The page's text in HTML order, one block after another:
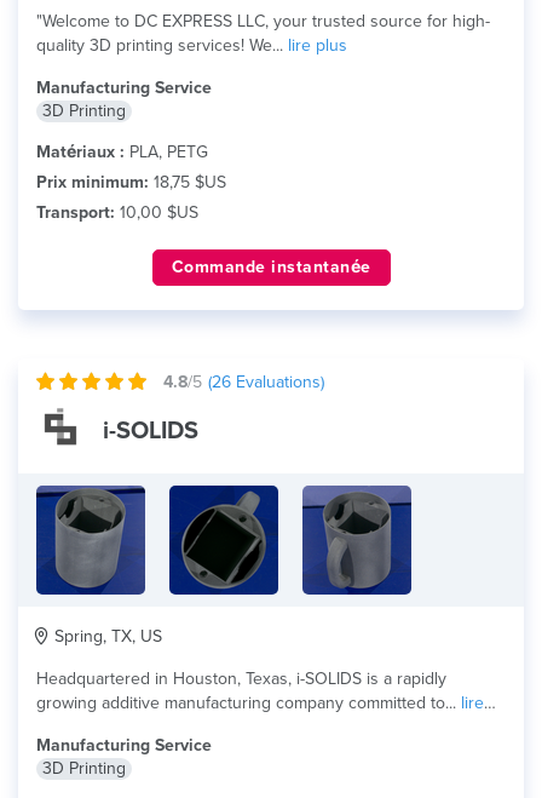
"Welcome to DC EXPRESS LLC, your trusted source for high-
quality 3D printing services! We... lire plus
Manufacturing Service
3D Printing
Matériaux : PLA, PETG
Prix minimum: 18,75 $US
Transport: 10,00 $US
Commande instantanée
4.8/5 (26 Evaluations)
i-SOLIDS
Spring, TX, US
Headquartered in Houston, Texas, i-SOLIDS is a rapidly
growing additive manufacturing company committed to... lire
Manufacturing Service
3D Printing